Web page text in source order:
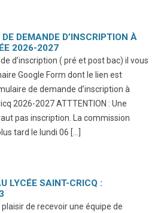
DEMANDE D’INSCRIPTION À
2026-2027
d’inscription ( pré et post bac) il vous
Google Form dont le lien est
de demande d’inscription à
2026-2027 ATTTENTION : Une
pas inscription. La commission
tard le lundi 06 […]
LYCÉE SAINT-CRICQ :
plaisir de recevoir une équipe de